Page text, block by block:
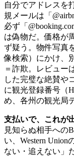
自分でアドレスを
規メールは「
必ず「
は偽物だ。価格が
ず疑う。物件写真
像検索）にかけ、
＝詐欺。レビュー
した完璧な絶賛や
に観光登録番号（
め、各州の観光局
支払いで、これが
見知らぬ相手への
い、Western
ない・追えない」